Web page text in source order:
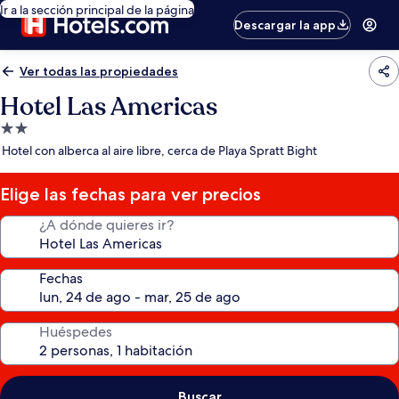
Ir a la sección principal de la página
Descargar la app
Ver todas las propiedades
Hotel Las Americas
Propiedad
de
estrellas
Hotel con alberca al aire libre, cerca de Playa Spratt Bight
Elige las fechas para ver precios
¿A dónde quieres ir?
Fechas
Huéspedes